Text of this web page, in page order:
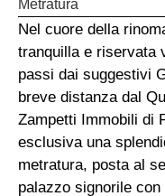
Metratura
Nel cuore della
tranquilla e riservata
passi dai suggestivi
breve distanza dal
Zampetti Immobili di
esclusiva una
metratura, posta al
palazzo signorile